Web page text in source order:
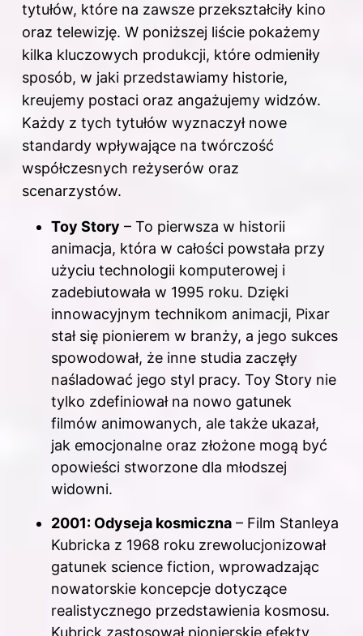
tytułów, które na zawsze przekształciły kino
oraz telewizję. W poniższej liście pokażemy
kilka kluczowych produkcji, które odmieniły
sposób, w jaki przedstawiamy historie,
kreujemy postaci oraz angażujemy widzów.
Każdy z tych tytułów wyznaczył nowe
standardy wpływające na twórczość
współczesnych reżyserów oraz
scenarzystów.
Toy Story – To pierwsza w historii
animacja, która w całości powstała przy
użyciu technologii komputerowej i
zadebiutowała w 1995 roku. Dzięki
innowacyjnym technikom animacji, Pixar
stał się pionierem w branży, a jego sukces
spowodował, że inne studia zaczęły
naśladować jego styl pracy. Toy Story nie
tylko zdefiniował na nowo gatunek
filmów animowanych, ale także ukazał,
jak emocjonalne oraz złożone mogą być
opowieści stworzone dla młodszej
widowni.
2001: Odyseja kosmiczna – Film Stanleya
Kubricka z 1968 roku zrewolucjonizował
gatunek science fiction, wprowadzając
nowatorskie koncepcje dotyczące
realistycznego przedstawienia kosmosu.
Kubrick zastosował pionierskie efekty